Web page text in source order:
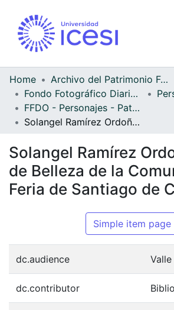
Home
Archivo del Patrimonio Fotográfico y Fílmico del Valle del Cauca
Fondo Fotográfico Diario Occidente
FFDO - Personajes - Patrimonial
Solangel Ramírez Ordoñez, Reina de Belleza de la Comuna 11 en la Feria de Santiago de Cali
Solangel Ramírez
de Belleza de la
Feria de Santiago de
Simple item page
dc.audience
dc.contributor